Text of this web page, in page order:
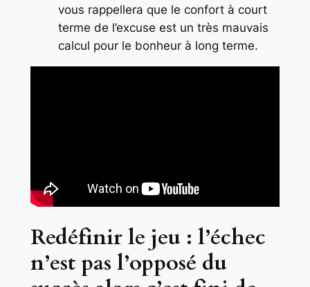
vous rappellera que le confort à court
terme de l’excuse est un très mauvais
calcul pour le bonheur à long terme.
Redéfinir le jeu : l’échec
n’est pas l’opposé du